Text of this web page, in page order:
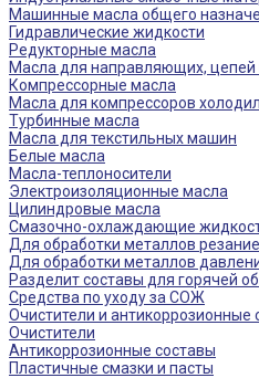
Машинные масла общего
Гидравлические жидкости
Редукторные масла
Масла для направляющих, цепей
Компрессорные масла
Масла для компрессоров
Турбинные масла
Масла для текстильных машин
Белые масла
Масла-теплоносители
Электроизоляционные масла
Цилиндровые масла
Смазочно-охлаждающие
Для обработки металлов
Для обработки металлов
Разделит составы для горячей
Средства по уходу за СОЖ
Очистители и антикоррозионные
Очистители
Антикоррозионные составы
Пластичные смазки и пасты